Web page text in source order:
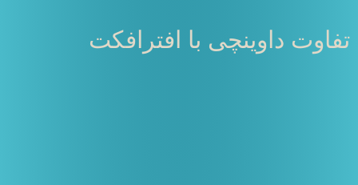
تفاوت داوینچی با افترافکت